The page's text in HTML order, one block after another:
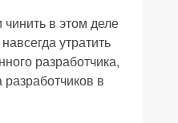
чинить в этом деле
утратить
разработчика,
в